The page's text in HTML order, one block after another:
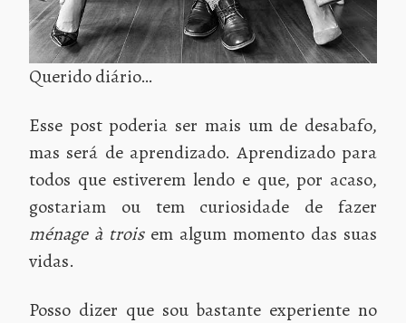
Querido diário…
Esse post poderia ser mais um de desabafo,
mas será de aprendizado. Aprendizado para
todos que estiverem lendo e que, por acaso,
gostariam ou tem curiosidade de fazer
ménage à trois em algum momento das suas
vidas.
Posso dizer que sou bastante experiente no